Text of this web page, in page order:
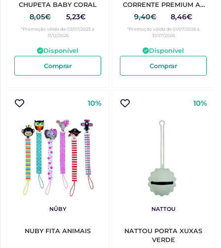
CHUPETA BABY CORAL
8,05€ 5,23€
*Promoção válida de 03/07/2025 a
31/12/2026
Disponível
Comprar
CORRENTE PREMIUM AZ
9,40€ 8,46€
*Promoção válida de 01/07/2026 a
31/07/2026
Disponível
Comprar
10%
NÛBY
NUBY FITA ANIMAIS
10%
NATTOU
NATTOU PORTA XUXAS
VERDE